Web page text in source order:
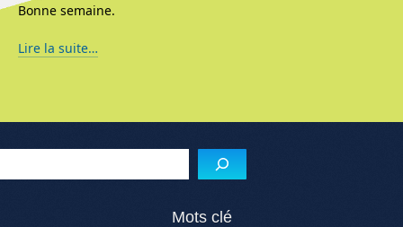
Bonne semaine.
Lire la suite…
Mots clé